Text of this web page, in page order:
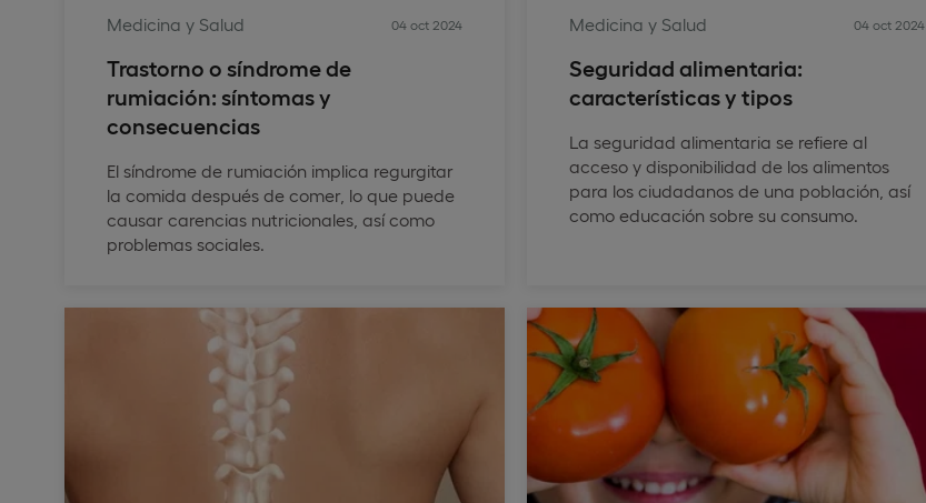
Medicina y Salud 04 oct 2024
Trastorno o síndrome de
rumiación: síntomas y
consecuencias
El síndrome de rumiación implica regurgitar
la comida después de comer, lo que puede
causar carencias nutricionales, así como
problemas sociales.
Medicina y Salud 04 oct 2024
Seguridad alimentaria:
características y tipos
La seguridad alimentaria se refiere al
acceso y disponibilidad de los alimentos
para los ciudadanos de una población, así
como educación sobre su consumo.